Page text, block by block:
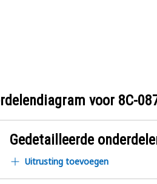
voor 8C-
Gedetailleerde
Uitrusting toevoegen